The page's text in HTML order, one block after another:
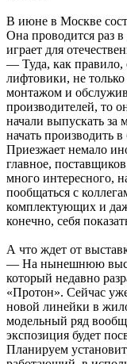
В июне в Москве
Она проводится раз
играет для
— Туда, как правило,
лифтовики, не
монтажом и
производителей, то
начали выпускать за
начать производить
Приезжает немало
главное,
много интересного,
пообщаться с
комплектующих и
конечно, себя
А что ждет от
— На нынешнюю
который недавно
«Протон». Сейчас
новой линейки в
модельный ряд
экспозиция будет
Планируем